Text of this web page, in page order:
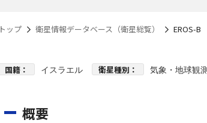
トップ 衛星情報データベース（衛星総覧） EROS-B
国籍： イスラエル 衛星種別： 気象・地球観
概要